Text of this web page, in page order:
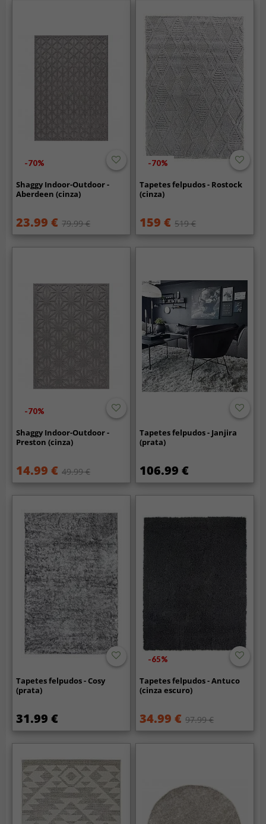
-70%
Shaggy Indoor-Outdoor -
Aberdeen (cinza)
23.99 € 79.99 €
-70%
Tapetes felpudos - Rostock
(cinza)
159 € 519 €
-70%
Shaggy Indoor-Outdoor -
Preston (cinza)
14.99 € 49.99 €
Tapetes felpudos - Janjira
(prata)
106.99 €
Tapetes felpudos - Cosy
(prata)
31.99 €
-65%
Tapetes felpudos - Antuco
(cinza escuro)
34.99 € 97.99 €